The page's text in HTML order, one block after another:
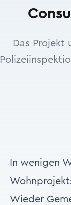
Das Projekt
In wenigen
Wieder